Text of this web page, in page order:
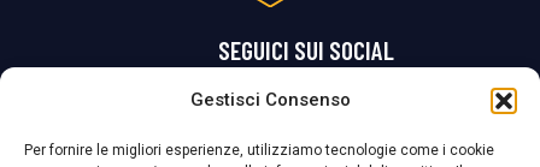
Gestisci Consenso
Per fornire le migliori esperienze, utilizziamo tecnologie come i cookie
SEGUICI SUI SOCIAL